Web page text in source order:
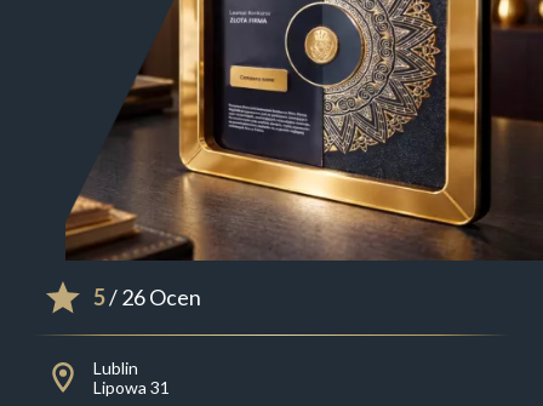
5/ 26 Ocen
Lublin
Lipowa 31